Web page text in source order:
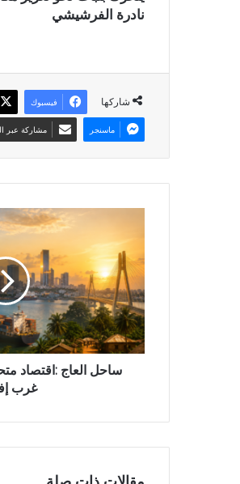
نادرة الفرشيشي
شاركها فيسبوك
ماسنجر مشاركة عبر
ساحل العاج :اقتصاد
غرب